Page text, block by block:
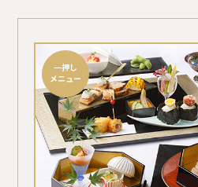
一押し
メニュー